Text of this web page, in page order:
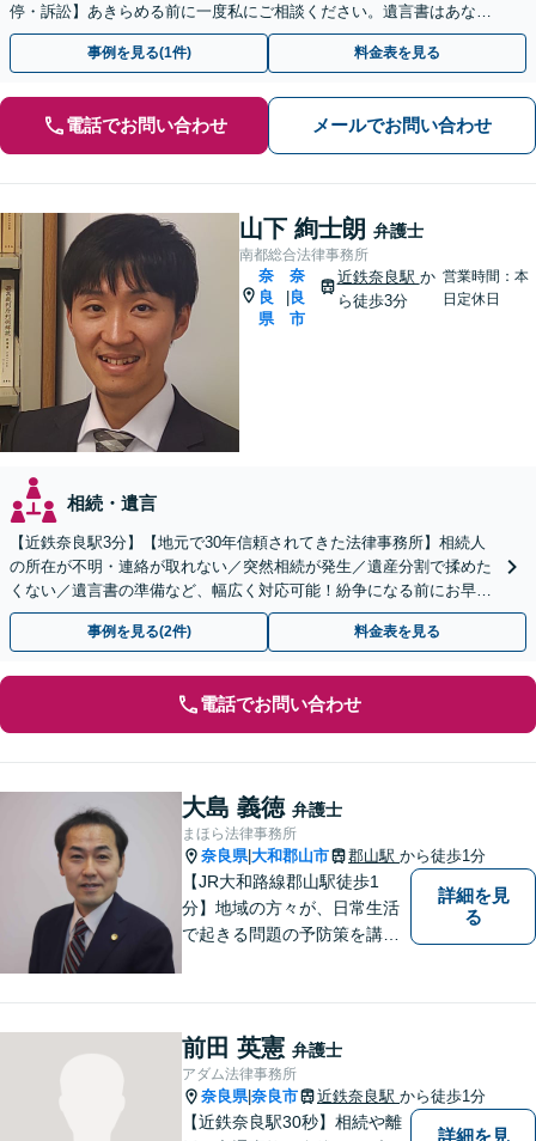
停・訴訟】あきらめる前に一度私にご相談ください。遺言書はあなた
の意志を反映し、トラブル予防のための内容を作成。
事例を見る(1件) 料金表を見る
電話でお問い合わせ メールでお問い合わせ
山下 絢士朗 弁護士
南都総合法律事務所
奈
良
県
奈
良
市
近鉄奈良駅 か
ら徒歩3分
営業時間：本
日定休日
相続・遺言
【近鉄奈良駅3分】【地元で30年信頼されてきた法律事務所】相続人
の所在が不明・連絡が取れない／突然相続が発生／遺産分割で揉めた
くない／遺言書の準備など、幅広く対応可能！紛争になる前にお早め
にご相談ください。【複数弁護士で対応可能】
事例を見る(2件) 料金表を見る
電話でお問い合わせ
大島 義徳 弁護士
まほら法律事務所
奈良県|大和郡山市 郡山駅 から徒歩1分
【JR大和路線郡山駅徒歩1
分】地域の方々が、日常生活
で起きる問題の予防策を講じ
身近な弁護士を目指していま
す。
詳細を見
る
前田 英憲 弁護士
アダム法律事務所
奈良県|奈良市 近鉄奈良駅 から徒歩1分
【近鉄奈良駅30秒】相続や離
詳細を見